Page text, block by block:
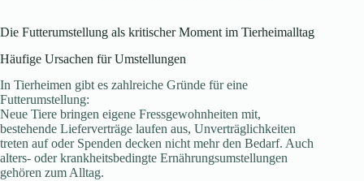
Die Futterumstellung als kritischer Moment im Tierheimalltag
Häufige Ursachen für Umstellungen
In Tierheimen gibt es zahlreiche Gründe für eine
Futterumstellung:
Neue Tiere bringen eigene Fressgewohnheiten mit,
bestehende Lieferverträge laufen aus, Unverträglichkeiten
treten auf oder Spenden decken nicht mehr den Bedarf. Auch
alters- oder krankheitsbedingte Ernährungsumstellungen
gehören zum Alltag.